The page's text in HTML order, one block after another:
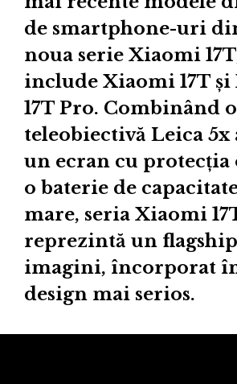
de smartphone-uri
noua serie Xiaomi
include Xiaomi 17T
17T Pro. Combinând
teleobiectivă Leica 5x
un ecran cu
o baterie de
mare, seria Xiaomi
reprezintă un
imagini, încorporat
design mai serios.